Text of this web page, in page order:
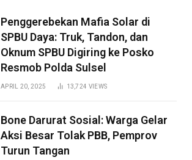
Penggerebekan Mafia Solar di
SPBU Daya: Truk, Tandon, dan
Oknum SPBU Digiring ke Posko
Resmob Polda Sulsel
APRIL 20, 2025 13,724 VIEWS
Bone Darurat Sosial: Warga Gelar
Aksi Besar Tolak PBB, Pemprov
Turun Tangan